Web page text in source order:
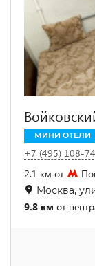
МИНИ ОТЕЛИ
+7 (495) 108-
2.1 км от
Москва,
9.8 км от